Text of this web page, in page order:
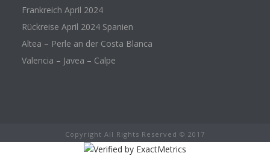
Frankreich April 2024
Rückreise April 2024 Spanien
Altea – Perle an der Costa Blanca
Valencia – Javea – Calpe
Copyright All Rights Reserved © 2017